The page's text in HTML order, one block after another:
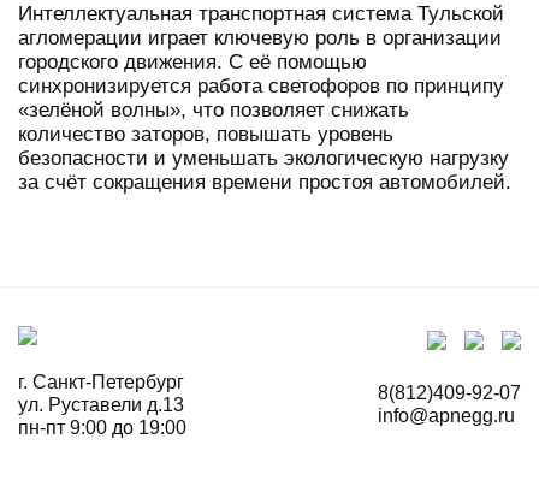
Интеллектуальная транспортная система Тульской
агломерации играет ключевую роль в организации
городского движения. С её помощью
синхронизируется работа светофоров по принципу
«зелёной волны», что позволяет снижать
количество заторов, повышать уровень
безопасности и уменьшать экологическую нагрузку
за счёт сокращения времени простоя автомобилей.
г. Санкт-Петербург
ул. Руставели д.13
пн-пт 9:00 до 19:00
8(812)409-92-07
info@apnegg.ru